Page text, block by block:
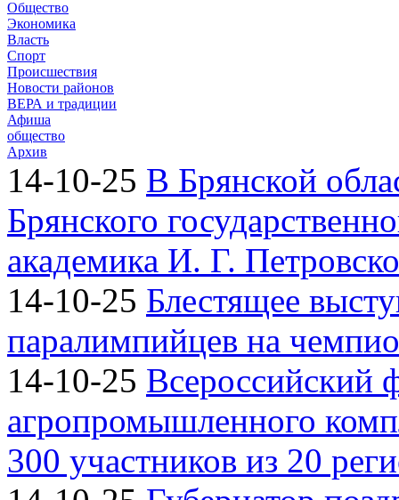
Общество
Экономика
Власть
Спорт
Происшествия
Новости районов
ВЕРА и традиции
Афиша
общество
Архив
14-10-25 В Брянской
Брянского
академика И. Г.
14-10-25 Блестящее
паралимпийцев на
14-10-25 Всероссийский
агропромышленного
300 участников из 20